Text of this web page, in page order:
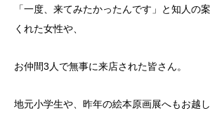
「一度、来てみたかったんです」と知人の
くれた女性や、
お仲間3人で無事に来店された皆さん。
地元小学生や、昨年の絵本原画展へもお越し